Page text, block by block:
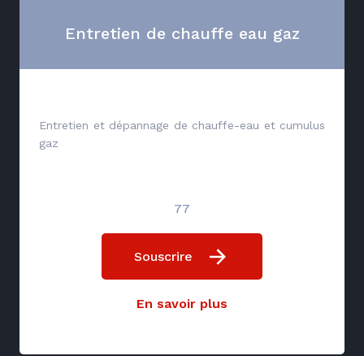
Entretien de chauffe eau gaz
Entretien et dépannage de chauffe-eau et cumulus
gaz
77
Souscrire
En savoir plus